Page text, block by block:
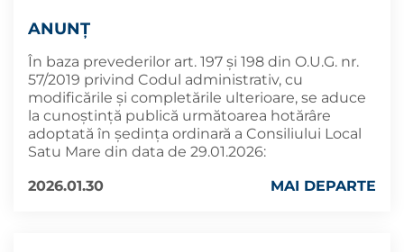
ANUNȚ
În baza prevederilor art. 197 și 198 din O.U.G. nr.
57/2019 privind Codul administrativ, cu
modificările și completările ulterioare, se aduce
la cunoștință publică următoarea hotărâre
adoptată în ședința ordinară a Consiliului Local
Satu Mare din data de 29.01.2026:
2026.01.30
MAI DEPARTE